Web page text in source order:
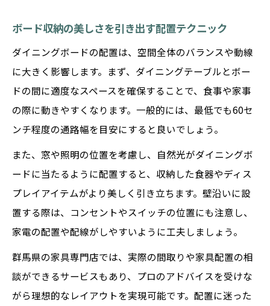
ボード収納の美しさを引き出す配置テクニック
ダイニングボードの配置は、空間全体のバランスや動線
に大きく影響します。まず、ダイニングテーブルとボー
ドの間に適度なスペースを確保することで、食事や家事
の際に動きやすくなります。一般的には、最低でも60セ
ンチ程度の通路幅を目安にすると良いでしょう。
また、窓や照明の位置を考慮し、自然光がダイニングボ
ードに当たるように配置すると、収納した食器やディス
プレイアイテムがより美しく引き立ちます。壁沿いに設
置する際は、コンセントやスイッチの位置にも注意し、
家電の配置や配線がしやすいように工夫しましょう。
群馬県の家具専門店では、実際の間取りや家具配置の相
談ができるサービスもあり、プロのアドバイスを受けな
がら理想的なレイアウトを実現可能です。配置に迷った